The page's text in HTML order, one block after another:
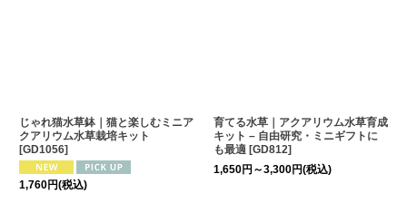
じゃれ猫水草鉢｜猫と楽しむミニア
クアリウム水草栽培キット
[GD1056]
1,760円(税込)
育てる水草｜アクアリウム水草育成
キット – 自由研究・ミニギフトに
も最適 [GD812]
1,650円 ～3,300円(税込)